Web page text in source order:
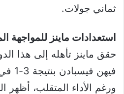
ثماني جولات.
استعدادات ماينز للمواجهة
حقق ماينز تأهله إلى هذا
ورغم الأداء المتقلب، أظهر